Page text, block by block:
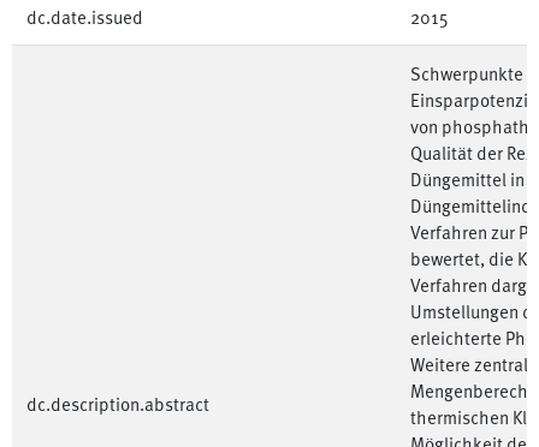
dc.date.issued 2015
dc.description.abstract
Schwerpunkte
von
Qualität der
Düngemittel in
Verfahren zur
bewertet, die
Verfahren
Umstellungen
erleichterte
Weitere
thermischen